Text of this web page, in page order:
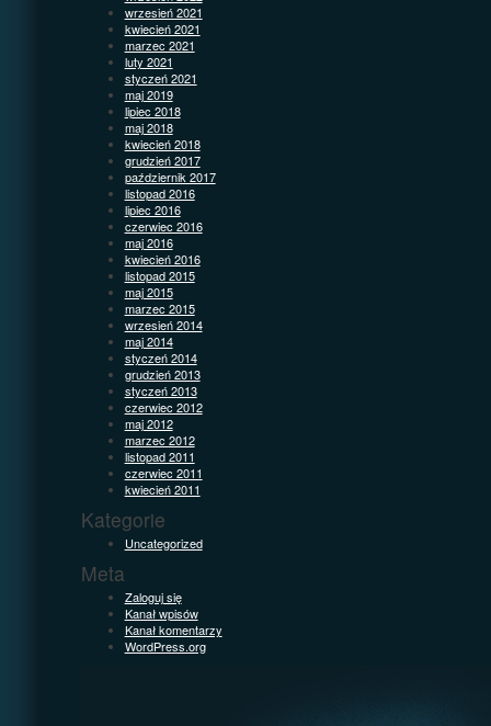
wrzesień 2021
kwiecień 2021
marzec 2021
luty 2021
styczeń 2021
maj 2019
lipiec 2018
maj 2018
kwiecień 2018
grudzień 2017
październik 2017
listopad 2016
lipiec 2016
czerwiec 2016
maj 2016
kwiecień 2016
listopad 2015
maj 2015
marzec 2015
wrzesień 2014
maj 2014
styczeń 2014
grudzień 2013
styczeń 2013
czerwiec 2012
maj 2012
marzec 2012
listopad 2011
czerwiec 2011
kwiecień 2011
Kategorie
Uncategorized
Meta
Zaloguj się
Kanał wpisów
Kanał komentarzy
WordPress.org